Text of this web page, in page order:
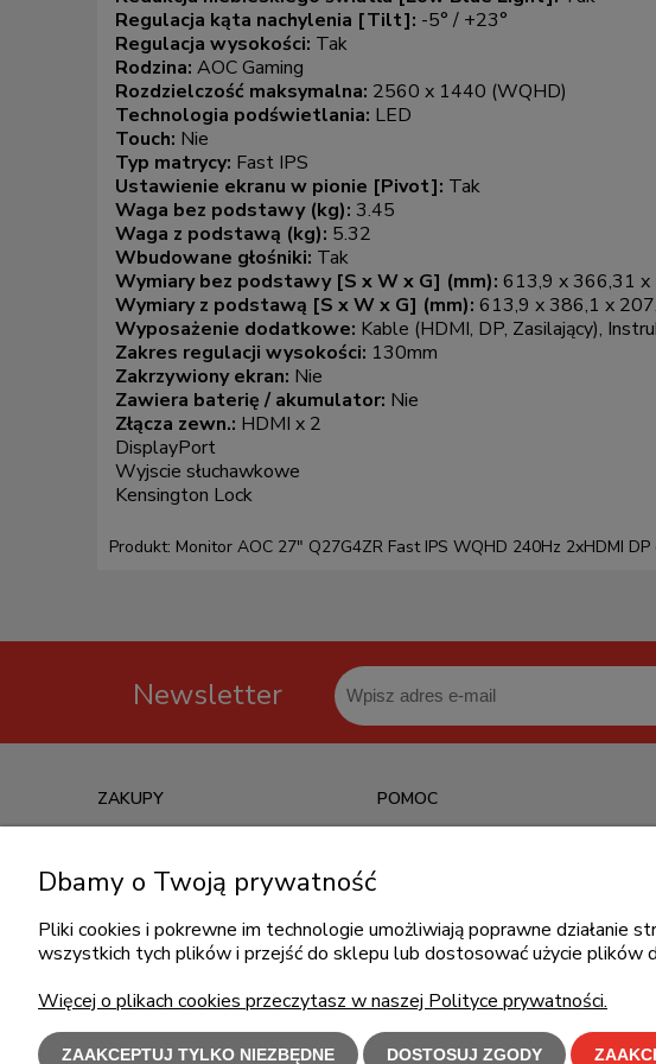
Regulacja kąta nachylenia [Tilt]: -5° / +23°
Regulacja wysokości: Tak
Rodzina: AOC Gaming
Rozdzielczość maksymalna: 2560 x 1440 (WQHD)
Technologia podświetlania: LED
Touch: Nie
Typ matrycy: Fast IPS
Ustawienie ekranu w pionie [Pivot]: Tak
Waga bez podstawy (kg): 3.45
Waga z podstawą (kg): 5.32
Wbudowane głośniki: Tak
Wymiary bez podstawy [S x W x G] (mm): 613,9 x 366,31 x
Wymiary z podstawą [S x W x G] (mm): 613,9 x 386,1 x
Wyposażenie dodatkowe: Kable (HDMI, DP, Zasilający),
Zakres regulacji wysokości: 130mm
Zakrzywiony ekran: Nie
Zawiera baterię / akumulator: Nie
Złącza zewn.: HDMI x 2
DisplayPort
Wyjscie słuchawkowe
Kensington Lock
Produkt: Monitor AOC 27" Q27G4ZR Fast IPS WQHD 240Hz 2xHDMI DP
Newsletter
ZAKUPY
Informacje o leasingu
Koszt dostawy
POMOC
Regulamin zakupów
Dbamy o Twoją prywatność
Pliki cookies i pokrewne im technologie umożliwiają poprawne
wszystkich tych plików i przejść do sklepu lub dostosować użycie plików
Więcej o plikach cookies przeczytasz w naszej Polityce prywatności.
ZAAKCEPTUJ TYLKO NIEZBĘDNE DOSTOSUJ ZGODY